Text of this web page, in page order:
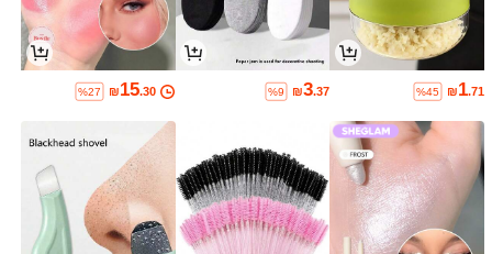
₪1.71
%45
₪3.37
%9
₪15.30
%27